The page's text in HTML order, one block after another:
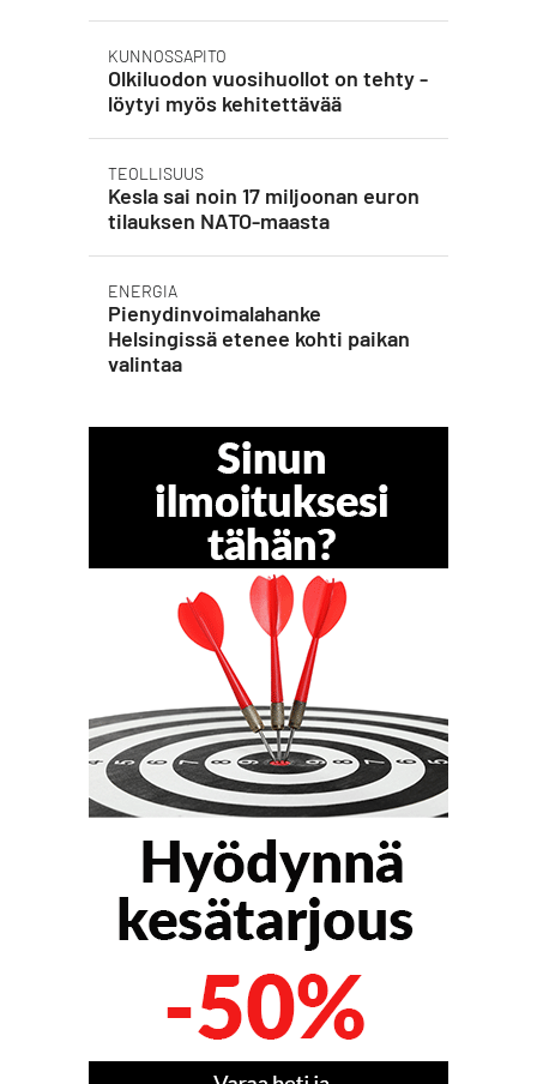
KUNNOSSAPITO
Olkiluodon vuosihuollot on tehty -
löytyi myös kehitettävää
TEOLLISUUS
Kesla sai noin 17 miljoonan euron
tilauksen NATO-maasta
ENERGIA
Pienydinvoimalahanke
Helsingissä etenee kohti paikan
valintaa